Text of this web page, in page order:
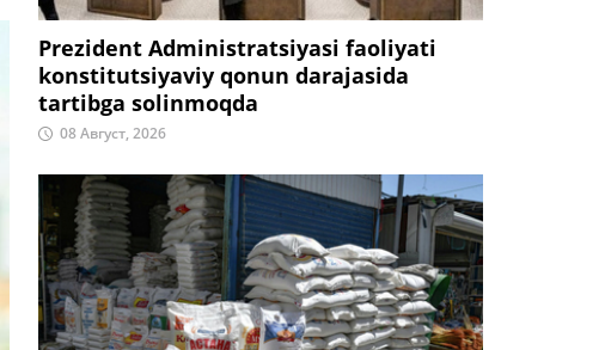
Prezident Administratsiyasi faoliyati
konstitutsiyaviy qonun darajasida
tartibga solinmoqda
08 Август, 2026